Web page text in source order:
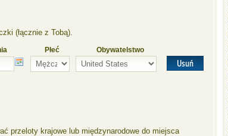
(łącznie z Tobą).
Płeć Obywatelstwo
Usuń
przeloty krajowe lub międzynarodowe do miejsca